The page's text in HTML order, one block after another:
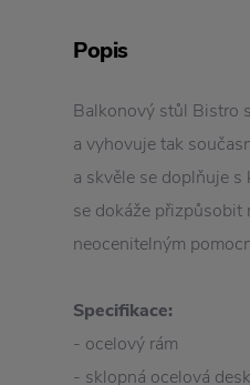
Popis
Balkonový stůl Bistro
a vyhovuje tak
a skvěle se doplňuje
se dokáže přizpůsobit
neocenitelným
Specifikace:
- ocelový rám
- sklopná ocelová